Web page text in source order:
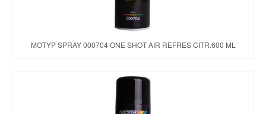
MOTYP SPRAY 000704 ONE SHOT AIR REFRES CITR.600 ML